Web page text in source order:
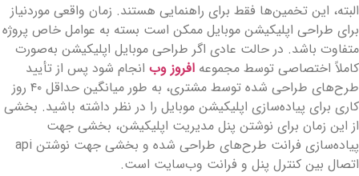
البته، این تخمین‌ها فقط برای راهنمایی هستند. زمان واقعی موردنیاز
برای طراحی اپلیکیشن موبایل ممکن است بسته به عوامل خاص پروژه
متفاوت باشد. در حالت عادی اگر طراحی موبایل اپلیکیشن به‌صورت
کاملاً اختصاصی توسط مجموعه افروز وبانجام شود پس از تأیید
طرح‌های طراحی شده توسط مشتری، به طور میانگین حداقل ۴۰ روز
کاری برای پیاده‌سازی اپلیکیشن موبایل را در نظر داشته باشید. بخشی
از این زمان برای نوشتن پنل مدیریت اپلیکیشن، بخشی جهت
پیاده‌سازی فرانت طرح‌های طراحی شده و بخشی جهت نوشتن api
اتصال بین کنترل پنل و فرانت وب‌سایت است.